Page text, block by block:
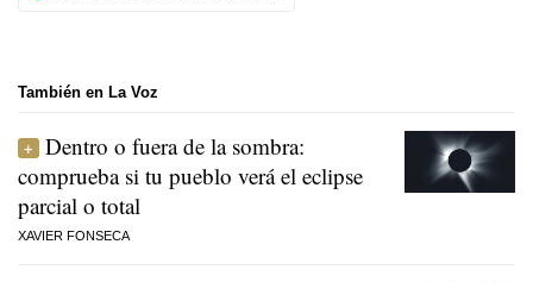
También en La Voz
Dentro o fuera de la sombra:
comprueba si tu pueblo verá el eclipse
parcial o total
XAVIER FONSECA